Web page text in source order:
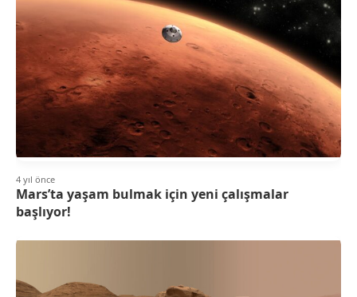
4 yıl önce
Mars’ta yaşam bulmak için yeni çalışmalar
başlıyor!